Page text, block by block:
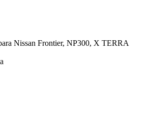
Nissan Frontier, NP300, X TERRA